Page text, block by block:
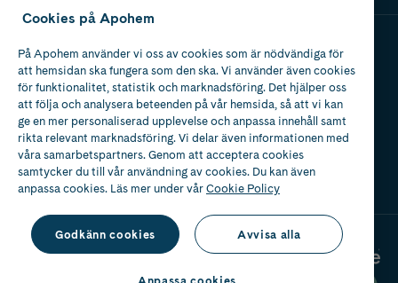
Apotek med tillstånd
av Läkemedelsverket
Cookies på Apohem
På Apohem använder vi oss av cookies som är nödvändiga för
att hemsidan ska fungera som den ska. Vi använder även cookies
för funktionalitet, statistik och marknadsföring. Det hjälper oss
att följa och analysera beteenden på vår hemsida, så att vi kan
ge en mer personaliserad upplevelse och anpassa innehåll samt
rikta relevant marknadsföring. Vi delar även informationen med
våra samarbetspartners. Genom att acceptera cookies
samtycker du till vår användning av cookies. Du kan även
anpassa cookies. Läs mer under vårCookie Policy
Godkänn cookies Avvisa alla